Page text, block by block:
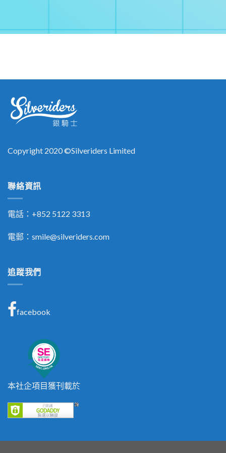
Copyright 2020 ©Silveriders Limited
聯絡資訊
電話：+852 5122 3313
電郵： smile@silveriders.com
追蹤我們
facebook
本社企項目獲刊載於